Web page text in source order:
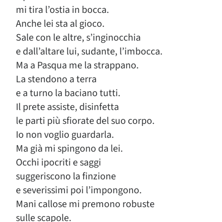
mi tira l’ostia in bocca.
Anche lei sta al gioco.
Sale con le altre, s’inginocchia
e dall’altare lui, sudante, l’imbocca.
Ma a Pasqua me la strappano.
La stendono a terra
e a turno la baciano tutti.
Il prete assiste, disinfetta
le parti più sfiorate del suo corpo.
Io non voglio guardarla.
Ma già mi spingono da lei.
Occhi ipocriti e saggi
suggeriscono la finzione
e severissimi poi l’impongono.
Mani callose mi premono robuste
sulle scapole.